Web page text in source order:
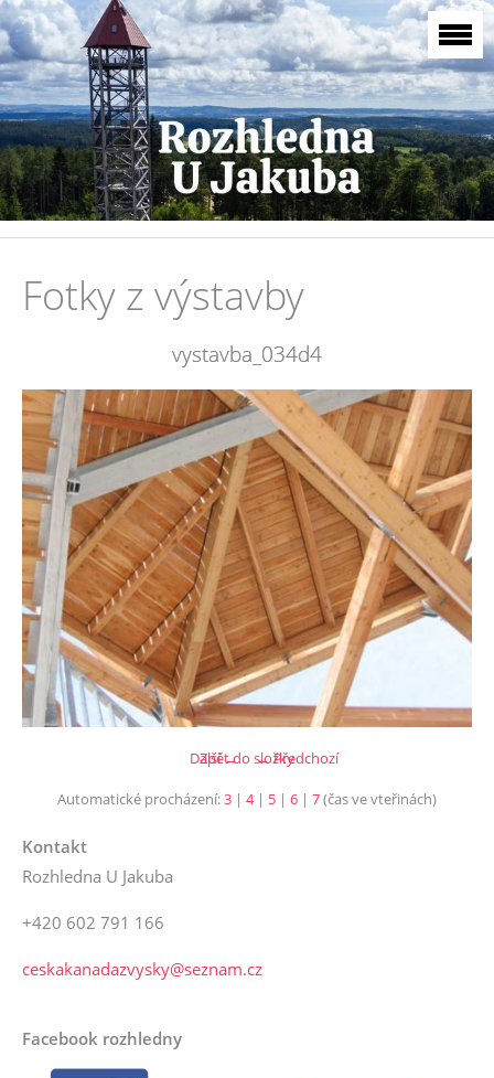
Fotky z výstavby
vystavba_034d4
← Předchozí
Další →
Zpět do složky
Automatické procházení:3 | 4| 5 | 6 | 7(čas ve vteřinách)
Kontakt
Rozhledna U Jakuba
+420 602 791 166
ceskakanadazvysky@seznam.cz
Facebook rozhledny